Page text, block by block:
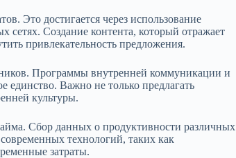
Это достигается через использование
Создание контента, который отражает
привлекательность предложения.
Программы внутренней коммуникации и
единство. Важно не только предлагать
культуры.
Сбор данных о продуктивности различных
технологий, таких как
затраты.